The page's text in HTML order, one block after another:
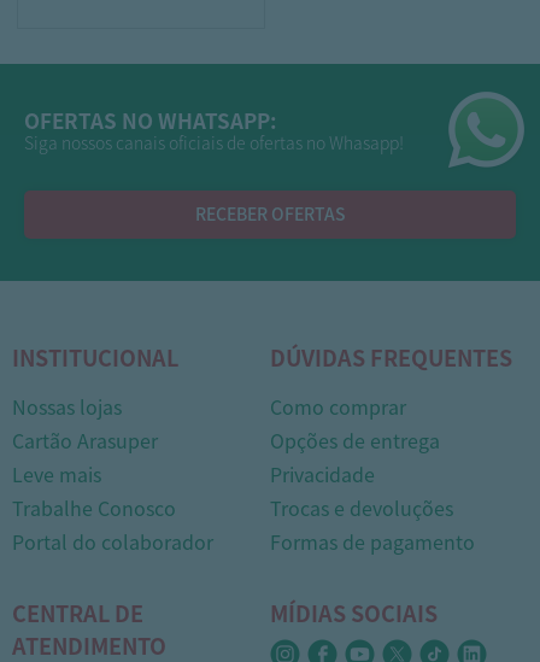
OFERTAS NO WHATSAPP:
Siga nossos canais oficiais de ofertas no Whasapp!
RECEBER OFERTAS
INSTITUCIONAL
Nossas lojas
Cartão Arasuper
Leve mais
Trabalhe Conosco
Portal do colaborador
DÚVIDAS FREQUENTES
Como comprar
Opções de entrega
Privacidade
Trocas e devoluções
Formas de pagamento
CENTRAL DE
ATENDIMENTO
MÍDIAS SOCIAIS